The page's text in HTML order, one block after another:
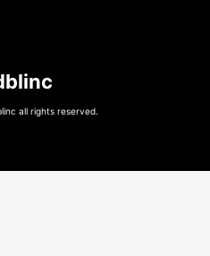
all rights reserved.